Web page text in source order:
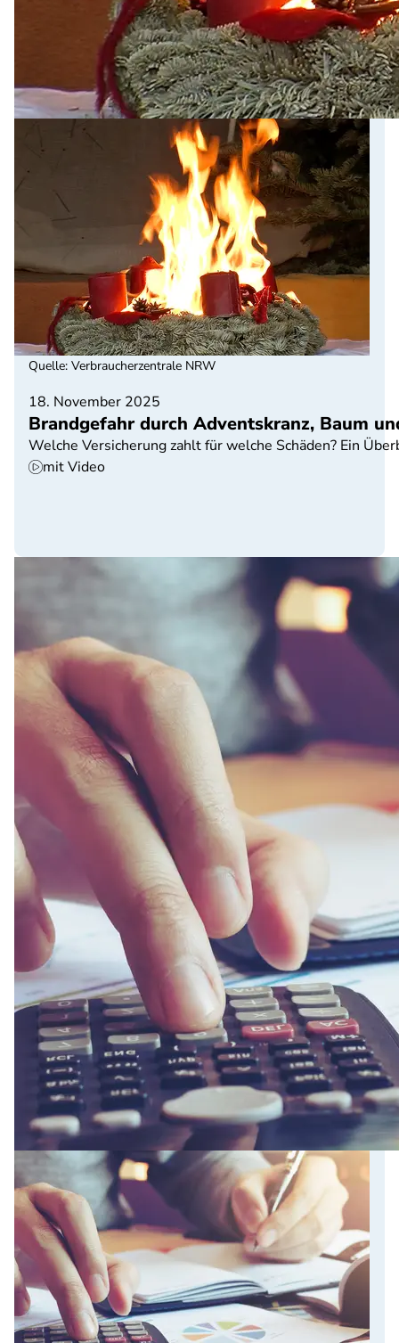
18. November 2025
Brandgefahr durch Adventskranz, Baum
Welche Versicherung zahlt für welche Schäden? Ein
mit Video
Quelle: Verbraucherzentrale NRW